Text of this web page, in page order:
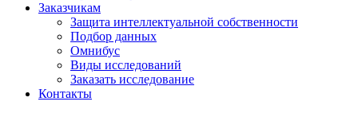
Заказчикам
Защита интеллектуальной собственности
Подбор данных
Омнибус
Виды исследований
Заказать исследование
Контакты